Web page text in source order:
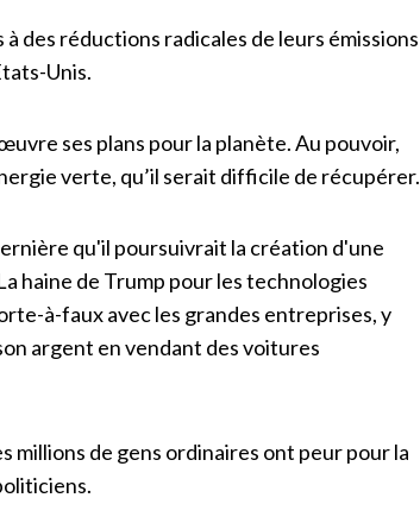
des réductions radicales de leurs émissions
Unis.
ses plans pour la planète. Au pouvoir,
verte, qu’il serait difficile de récupérer.
qu'il poursuivrait la création d'une
haine de Trump pour les technologies
à-faux avec les grandes entreprises, y
argent en vendant des voitures
millions de gens ordinaires ont peur pour la